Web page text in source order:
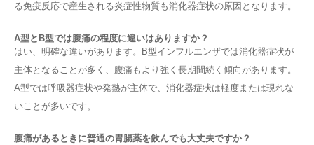
る免疫反応で産生される炎症性物質も消化器症状の原因となります。
A型とB型では腹痛の程度に違いはありますか？
はい、明確な違いがあります。B型インフルエンザでは消化器症状が
主体となることが多く、腹痛もより強く長期間続く傾向があります。
A型では呼吸器症状や発熱が主体で、消化器症状は軽度または現れな
いことが多いです。
腹痛があるときに普通の胃腸薬を飲んでも大丈夫ですか？